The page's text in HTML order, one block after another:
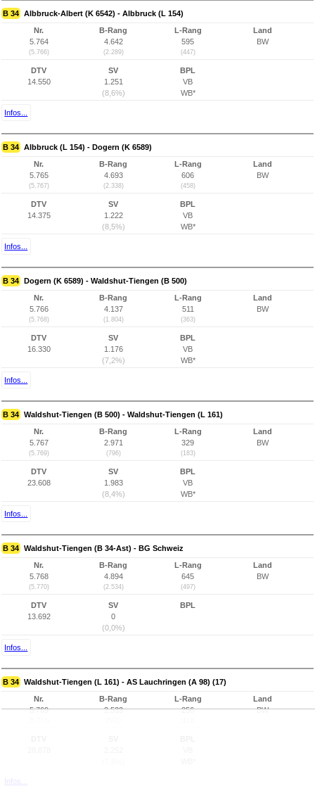
B 34 Albbruck-Albert (K 6542) - Albbruck (L 154)
Nr.
5.764
(5.766)
B-Rang
4.642
(2.289)
L-Rang
595
(447)
Land
BW
DTV
14.550
SV
1.251
(8,6%)
BPL
VB
WB*
Infos...
B 34 Albbruck (L 154) - Dogern (K 6589)
Nr.
5.765
(5.767)
B-Rang
4.693
(2.338)
L-Rang
606
(458)
Land
BW
DTV
14.375
SV
1.222
(8,5%)
BPL
VB
WB*
Infos...
B 34 Dogern (K 6589) - Waldshut-Tiengen (B 500)
Nr.
5.766
(5.768)
B-Rang
4.137
(1.804)
L-Rang
511
(363)
Land
BW
DTV
16.330
SV
1.176
(7,2%)
BPL
VB
WB*
Infos...
B 34 Waldshut-Tiengen (B 500) - Waldshut-Tiengen (L 161)
Nr.
5.767
(5.769)
B-Rang
2.971
(796)
L-Rang
329
(183)
Land
BW
DTV
23.608
SV
1.983
(8,4%)
BPL
VB
WB*
Infos...
B 34 Waldshut-Tiengen (B 34-Ast) - BG Schweiz
Nr.
5.768
(5.770)
B-Rang
4.894
(2.534)
L-Rang
645
(497)
Land
BW
DTV
13.692
SV
0
(0,0%)
BPL
Infos...
B 34 Waldshut-Tiengen (L 161) - AS Lauchringen (A 98) (17)
Nr.
5.769
B-Rang
2.533
L-Rang
256
Land
BW
Infos...